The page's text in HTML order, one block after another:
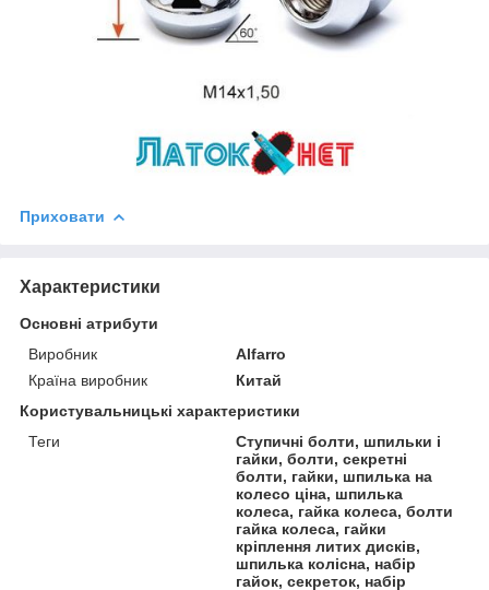
Приховати
Характеристики
Основні атрибути
Виробник
Alfarro
Країна виробник
Китай
Користувальницькі характеристики
Теги
Ступичні болти, шпильки і
гайки, болти, секретні
болти, гайки, шпилька на
колесо ціна, шпилька
колеса, гайка колеса, болти
гайка колеса, гайки
кріплення литих дисків,
шпилька колісна, набір
гайок, секреток, набір